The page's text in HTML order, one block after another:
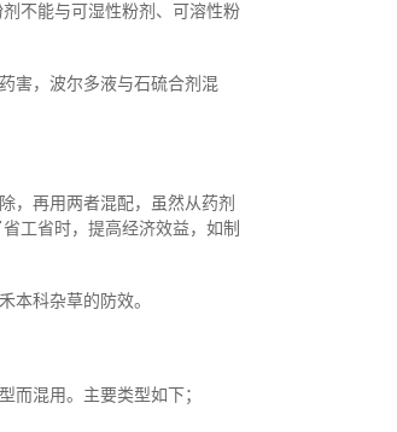
不能与可湿性粉剂、可溶性粉
害，波尔多液与石硫合剂混
，再用两者混配，虽然从药剂
工省时，提高经济效益，如制
本科杂草的防效。
而混用。主要类型如下；